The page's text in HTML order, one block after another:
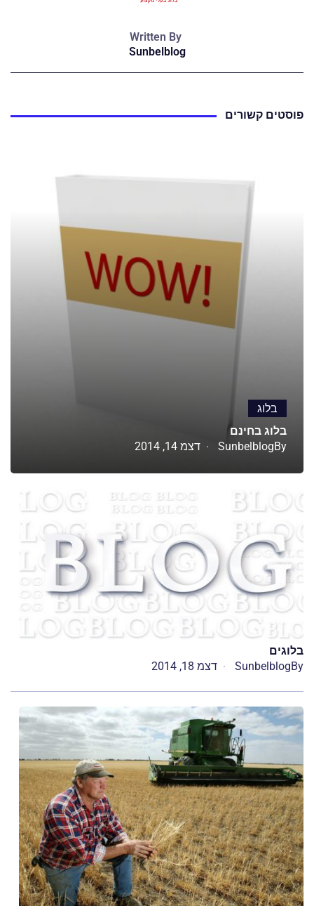
Written By
Sunbelblog
פוסטים קשורים
בלוג
בלוג בחינם
By
Sunbelblog דצמ 14, 2014
בלוגים
By
Sunbelblog דצמ 18, 2014